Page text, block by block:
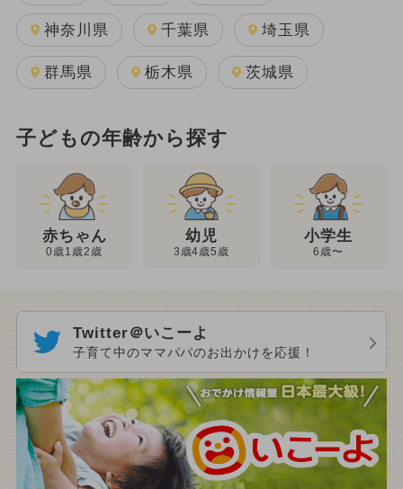
神奈川県 千葉県 埼玉県
群馬県 栃木県 茨城県
子どもの年齢から探す
赤ちゃん
0歳1歳2歳
幼児
3歳4歳5歳
小学生
6歳〜
Twitter＠いこーよ
子育て中のママパパのお出かけを応援！